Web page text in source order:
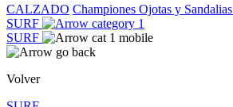
CALZADO Championes Ojotas y Sandalias
SURF
SURF
Volver